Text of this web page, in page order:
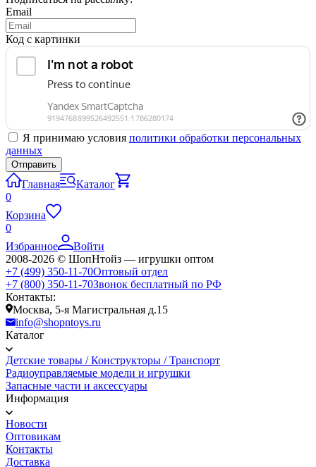
Email
Код с картинки
Я принимаю условия политики обработки персональных
данных
Главная
Каталог
0
Корзина
0
Избранное
Войти
2008-2026 © ШопНтойз — игрушки оптом
+7 (499) 350-11-70Оптовый отдел
+7 (800) 350-11-70Звонок бесплатный по РФ
Контакты:
Москва, 5-я Магистральная д.15
info@shopntoys.ru
Каталог
Детские товары / Конструкторы / Транспорт
Радиоуправляемые модели и игрушки
Запасные части и аксессуары
Информация
Новости
Оптовикам
Контакты
Доставка